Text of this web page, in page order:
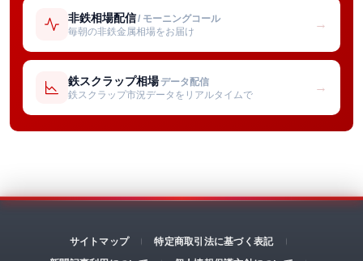
非鉄相場配信/ モーニングコール
毎朝の非鉄金属相場をお届け
→
鉄スクラップ相場 データ配信
鉄スクラップ市況データをリアルタイムで
→
サイトマップ
特定商取引法に基づく表記